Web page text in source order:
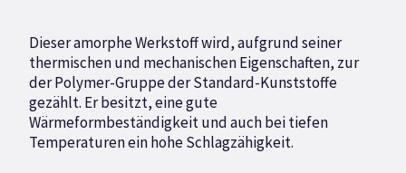
Dieser amorphe Werkstoff wird, aufgrund seiner
thermischen und mechanischen Eigenschaften, zur
der Polymer-Gruppe der Standard-Kunststoffe
gezählt. Er besitzt, eine gute
Wärmeformbeständigkeit und auch bei tiefen
Temperaturen ein hohe Schlagzähigkeit.